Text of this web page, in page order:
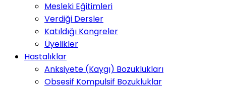
Mesleki Eğitimleri
Verdiği Dersler
Katıldığı Kongreler
Üyelikler
Hastalıklar
Anksiyete (Kaygı) Bozuklukları
Obsesif Kompulsif Bozukluklar